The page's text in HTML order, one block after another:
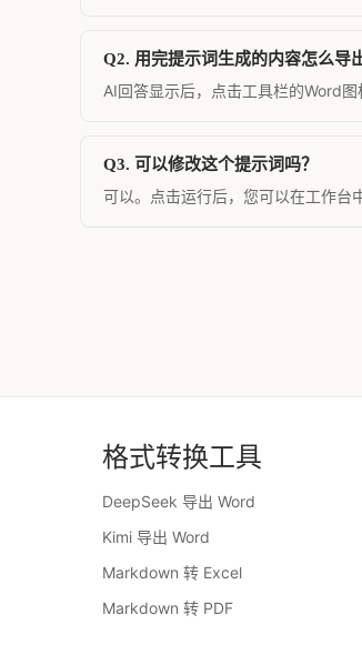
Q2. 用完提示词生成的内容怎么导
AI回答显示后，点击工具栏的Word
Q3. 可以修改这个提示词吗？
可以。点击运行后，您可以在工作台
格式转换工具
DeepSeek 导出 Word
Kimi 导出 Word
Markdown 转 Excel
Markdown 转 PDF